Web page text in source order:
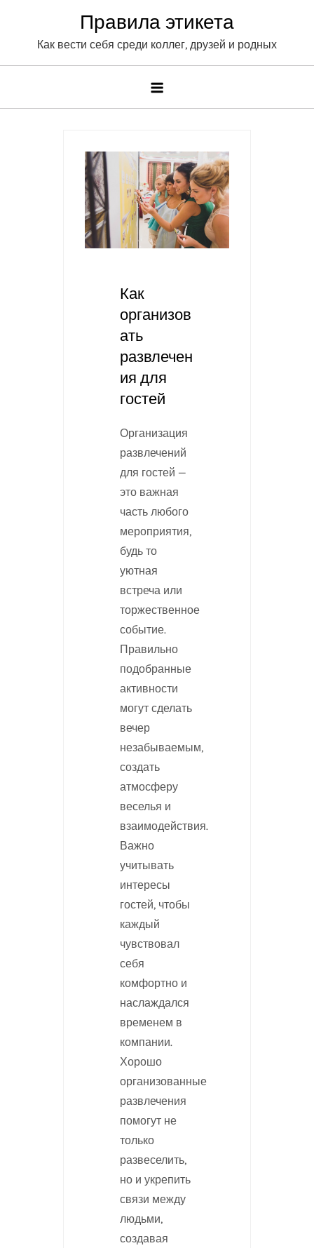
content
Правила этикета
Как вести себя среди коллег, друзей и родных
Как
организов
ать
развлечен
ия для
гостей
Организация
развлечений
для гостей —
это важная
часть любого
мероприятия,
будь то
уютная
встреча или
торжественное
событие.
Правильно
подобранные
активности
могут сделать
вечер
незабываемым,
создать
атмосферу
веселья и
взаимодействия.
Важно
учитывать
интересы
гостей, чтобы
каждый
чувствовал
себя
комфортно и
наслаждался
временем в
компании.
Хорошо
организованные
развлечения
помогут не
только
развеселить,
но и укрепить
связи между
людьми,
создавая